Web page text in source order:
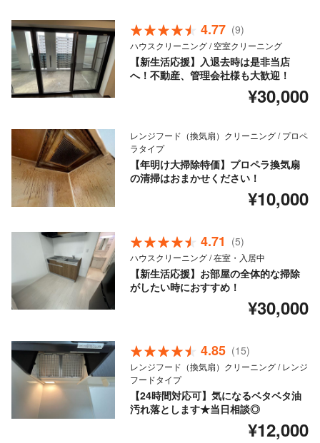
4.77 (9)
ハウスクリーニング / 空室クリーニング
【新生活応援】入退去時は是非当店
へ！不動産、管理会社様も大歓迎！
¥30,000
レンジフード（換気扇）クリーニング / プロペ
ラタイプ
【年明け大掃除特価】プロペラ換気扇
の清掃はおまかせください！
¥10,000
4.71 (5)
ハウスクリーニング / 在室・入居中
【新生活応援】お部屋の全体的な掃除
がしたい時におすすめ！
¥30,000
4.85 (15)
レンジフード（換気扇）クリーニング / レンジ
フードタイプ
【24時間対応可】気になるベタベタ油
汚れ落とします★当日相談◎
¥12,000